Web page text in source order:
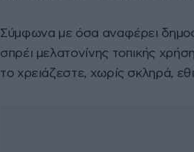
Σύμφωνα με όσα αναφέρει
σπρέι μελατονίνης τοπικής
το χρειάζεστε, χωρίς σκληρά,